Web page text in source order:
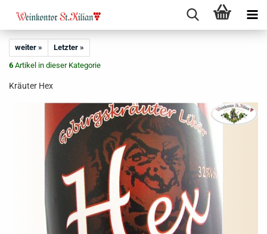
weiter »
Letzter »
6 Artikel in dieser Kategorie
Kräuter Hex